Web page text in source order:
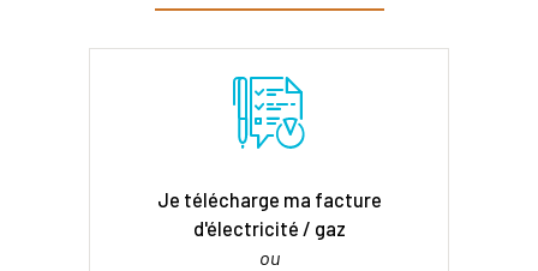
Je télécharge ma facture
d'électricité / gaz
ou